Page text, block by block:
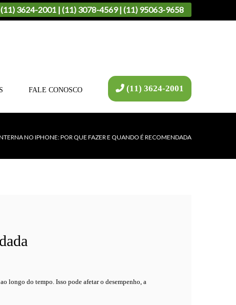
(11) 3624-2001 | (11) 3078-4569 | (11) 95063-9658
FALE CONOSCO (11) 3624-2001
NO IPHONE: POR QUE FAZER E QUANDO É RECOMENDADA
longo do tempo. Isso pode afetar o desempenho, a